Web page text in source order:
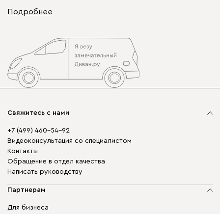
Подробнее
Свяжитесь с нами
+7 (499) 460-54-92
Видеоконсультация со специалистом
Контакты
Обращение в отдел качества
Написать руководству
Партнерам
Для бизнеса